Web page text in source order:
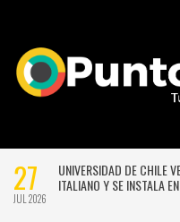
27
JUL 2026
UNIVERSIDAD DE CHILE
ITALIANO Y SE INSTALA